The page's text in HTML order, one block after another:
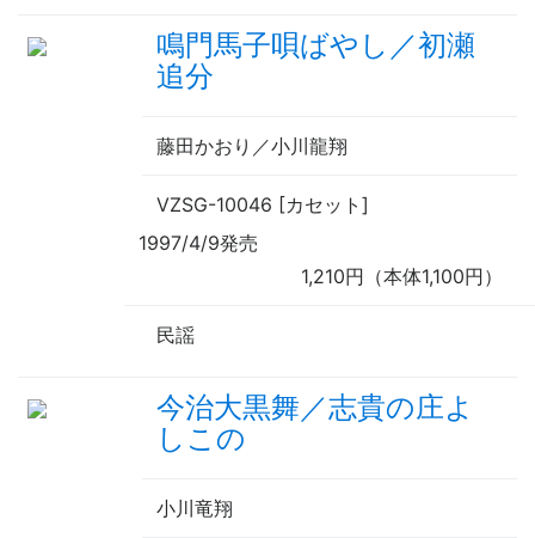
鳴門馬子唄ばやし／初瀬
追分
藤田かおり／小川龍翔
VZSG-10046 [カセット]
1997/4/9発売
1,210円（本体1,100円）
民謡
今治大黒舞／志貴の庄よ
しこの
小川竜翔